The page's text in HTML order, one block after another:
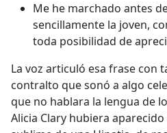
Me he marchado antes
sencillamente la joven,
toda posibilidad de
La voz articuló esa frase con
contralto que sonó a algo
que no hablara la lengua de
Alicia Clary hubiera